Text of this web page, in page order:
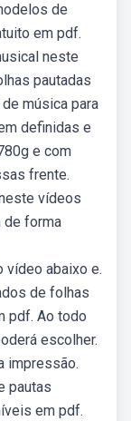
de
em pdf.
neste
pautadas
música para
definidas e
e com
frente.
vídeos
de forma
vídeo abaixo e.
de folhas
pdf. Ao todo
escolher.
impressão.
pautas
em pdf.